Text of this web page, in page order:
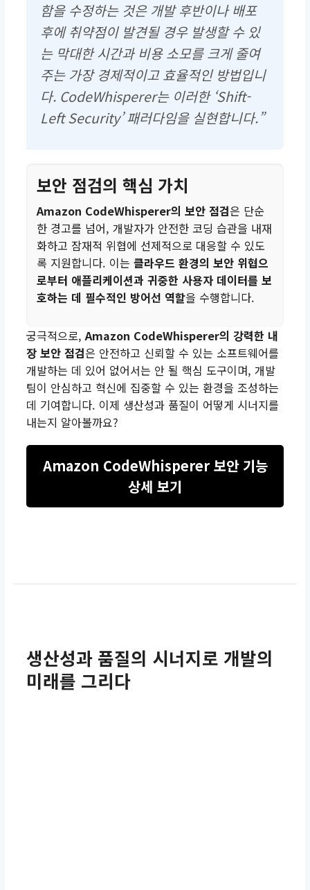
함을 수정하는 것은 개발 후반이나 배포
후에 취약점이 발견될 경우 발생할 수 있
는 막대한 시간과 비용 소모를 크게 줄여
주는 가장 경제적이고 효율적인 방법입니
다. CodeWhisperer는 이러한 ‘Shift-
Left Security’ 패러다임을 실현합니다.”
보안 점검의 핵심 가치
Amazon CodeWhisperer의 보안 점검은 단순
한 경고를 넘어, 개발자가 안전한 코딩 습관을 내재
화하고 잠재적 위협에 선제적으로 대응할 수 있도
록 지원합니다. 이는클라우드 환경의 보안 위협으
로부터 애플리케이션과 귀중한 사용자 데이터를 보
호하는 데 필수적인 방어선 역할을 수행합니다.
궁극적으로,Amazon CodeWhisperer의 강력한 내
장 보안 점검은 안전하고 신뢰할 수 있는 소프트웨어를
개발하는 데 있어 없어서는 안 될 핵심 도구이며, 개발
팀이 안심하고 혁신에 집중할 수 있는 환경을 조성하는
데 기여합니다. 이제 생산성과 품질이 어떻게 시너지를
내는지 알아볼까요?
Amazon CodeWhisperer 보안 기능
상세 보기
생산성과 품질의 시너지로 개발의
미래를 그리다